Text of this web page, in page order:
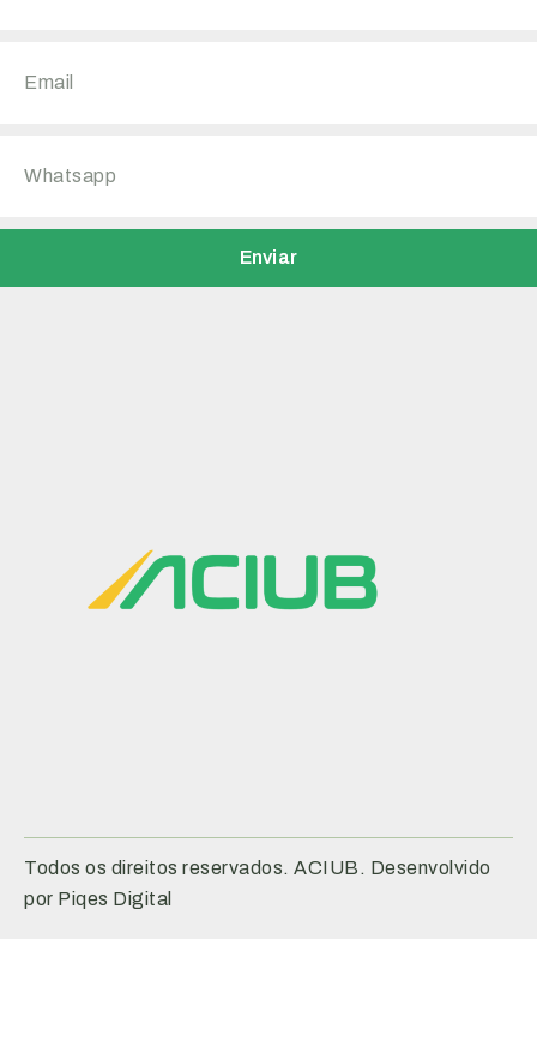
Enviar
Todos os direitos reservados. ACIUB. Desenvolvido
por Piqes Digital